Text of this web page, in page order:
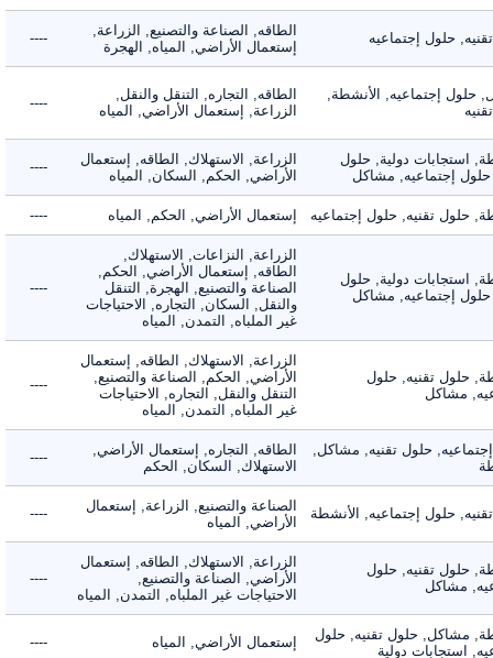
حلول إجتماعيه
الطاقه, الصناعة والتصنيع, الزراعة,
إستعمال الأراضي, المياه, الهجرة
----
إجتماعيه, الأنشطة,
الطاقه, التجاره, التنقل والنقل,
الزراعة, إستعمال الأراضي, المياه
----
استجابات دولية, حلول
إجتماعيه, مشاكل
الزراعة, الاستهلاك, الطاقه, إستعمال
الأراضي, الحكم, السكان, المياه
----
حلول تقنيه, حلول إجتماعيه إستعمال الأراضي, الحكم, المياه ----
استجابات دولية, حلول
إجتماعيه, مشاكل
الزراعة, النزاعات, الاستهلاك,
الطاقه, إستعمال الأراضي, الحكم,
الصناعة والتصنيع, الهجرة, التنقل
والنقل, السكان, التجاره, الاحتياجات
غير الملباه, التمدن, المياه
----
حلول تقنيه, حلول
مشاكل
الزراعة, الاستهلاك, الطاقه, إستعمال
الأراضي, الحكم, الصناعة والتصنيع,
التنقل والنقل, التجاره, الاحتياجات
غير الملباه, التمدن, المياه
----
حلول تقنيه, مشاكل,
الطاقه, التجاره, إستعمال الأراضي,
الاستهلاك, السكان, الحكم
----
حلول إجتماعيه, الأنشطة
الصناعة والتصنيع, الزراعة, إستعمال
الأراضي, المياه
----
حلول تقنيه, حلول
مشاكل
الزراعة, الاستهلاك, الطاقه, إستعمال
الأراضي, الصناعة والتصنيع,
الاحتياجات غير الملباه, التمدن, المياه
----
مشاكل, حلول تقنيه, حلول
استجابات دولية
إستعمال الأراضي, المياه ----